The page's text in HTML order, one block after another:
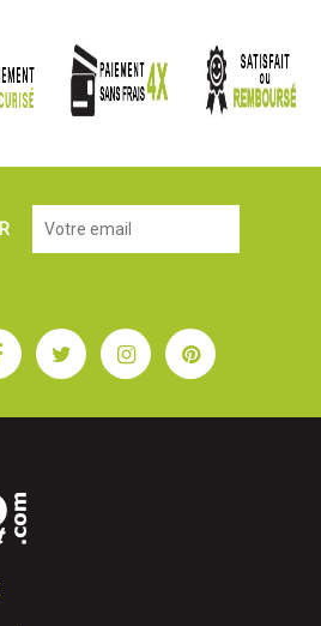
FacebookTwitterInstagramPinterest